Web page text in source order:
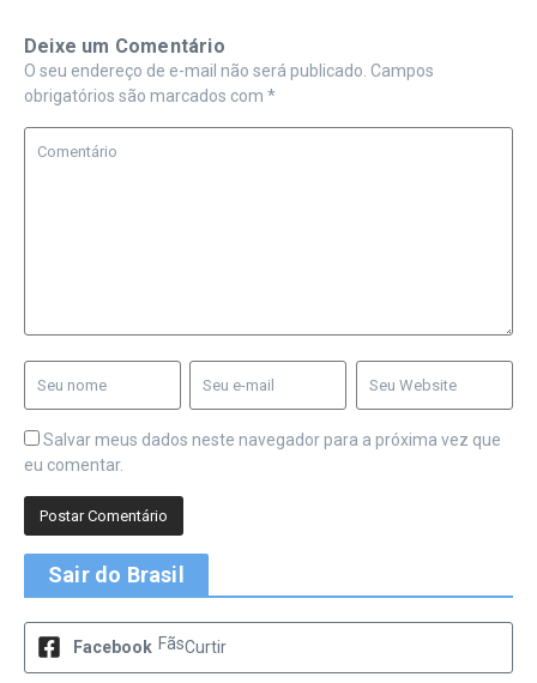
Deixe um Comentário
O seu endereço de e-mail não será publicado. Campos
obrigatórios são marcados com *
Salvar meus dados neste navegador para a próxima vez que
eu comentar.
Sair do Brasil
Facebook FãsCurtir